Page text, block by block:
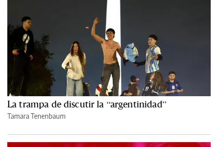
La trampa de discutir la “argentinidad”
Tamara Tenenbaum